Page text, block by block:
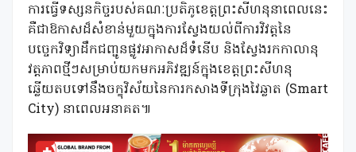
ការធ្វើទស្សនកិច្ចរបស់គណៈប្រតិភូខេត្តព្រះសីហនុនាពេលនេះ
គឺជាឱកាសដ៏សំខាន់មួយក្នុងការស្វែងយល់ពីការវិវត្តនៃ
បច្ចេកវិទ្យាដឹកជញ្ជូនផ្លូវអាកាសដ៏ទំនើប និងស្វែងរកកាលានុ
វត្តភាពថ្មីៗសម្រាប់យកមកអភិវឌ្ឍន៍ក្នុងខេត្តព្រះសីហនុ
ឆ្លើយតបទៅនឹងចក្ខុវិស័យនៃការកសាងទីក្រុងវៃឆ្លាត (Smart
City) នាពេលអនាគត៕